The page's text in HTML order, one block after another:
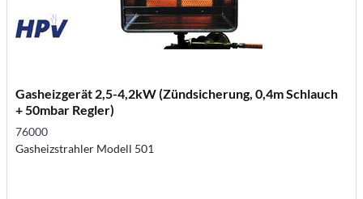
Gasheizgerät 2,5-4,2kW (Zündsicherung, 0,4m Schlauch
+ 50mbar Regler)
76000
Gasheizstrahler Modell 501